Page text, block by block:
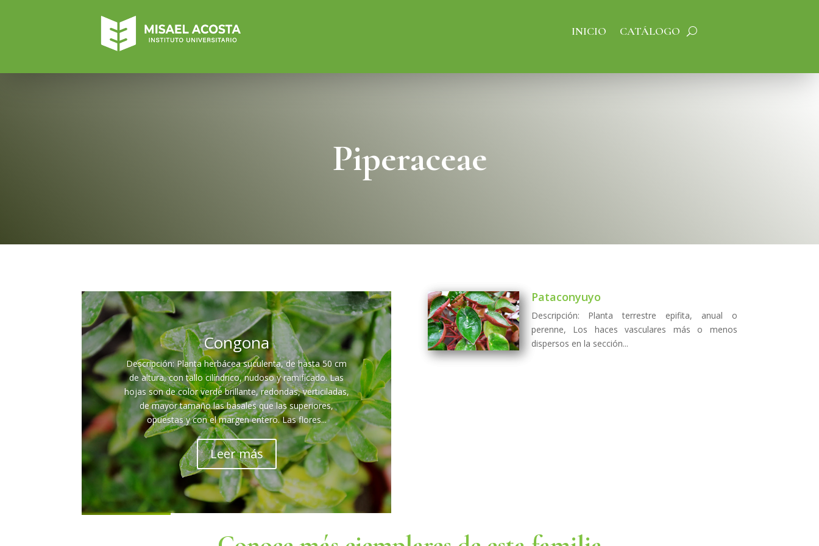
INICIO CATÁLOGO
Piperaceae
Congona
Descripción: Planta herbácea suculenta, de hasta 50 cm
de altura, con tallo cilíndrico, nudoso y ramificado. Las
hojas son de color verde brillante, redondas, verticiladas,
de mayor tamaño las basales que las superiores,
opuestas y con el margen entero. Las flores...
Leer más
Pataconyuyo
Descripción: Planta terrestre epifita, anual o
perenne, Los haces vasculares más o menos
dispersos en la sección...